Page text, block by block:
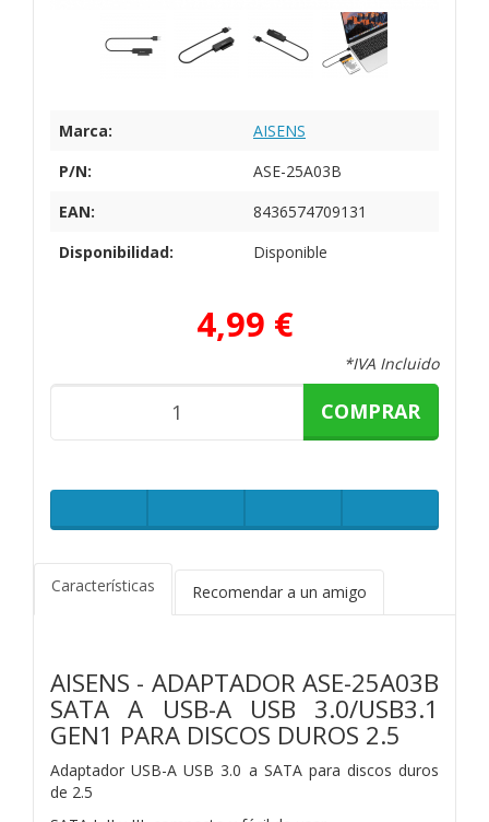
Marca:
AISENS
P/N:
ASE-25A03B
EAN:
8436574709131
Disponibilidad:
Disponible
4,99 €
*IVA Incluido
COMPRAR
Características Recomendar a un amigo
AISENS - ADAPTADOR ASE-25A03B
SATA A USB-A USB 3.0/USB3.1
GEN1 PARA DISCOS DUROS 2.5
Adaptador USB-A USB 3.0 a SATA para discos duros
de 2.5